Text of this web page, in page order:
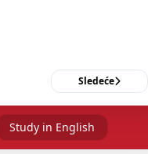
Sledeće
Study in English